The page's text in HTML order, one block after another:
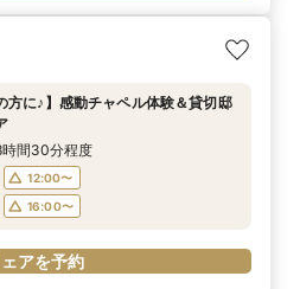
方に♪】感動チャペル体験＆貸切邸
間30分程度
12:00〜
16:00〜
アを予約